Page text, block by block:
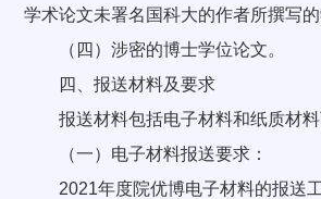
学术论文未署名国科大的作者所撰写的
（四）涉密的博士学位论文。
四、报送材料及要求
报送材料包括电子材料和纸质材料
（一）电子材料报送要求：
2021年度院优博电子材料的报送工